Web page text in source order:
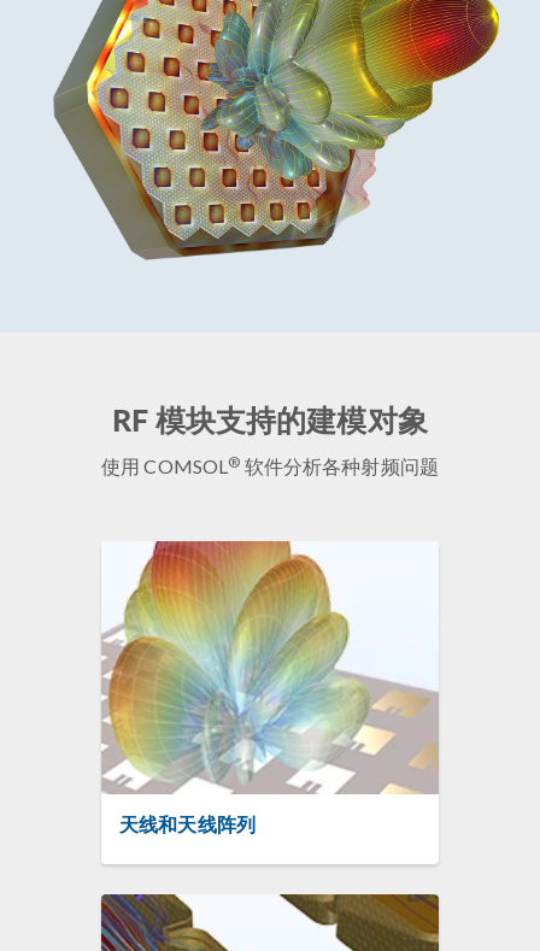
RF 模块支持的建模对象
使用 COMSOL® 软件分析各种射频问题
天线和天线阵列